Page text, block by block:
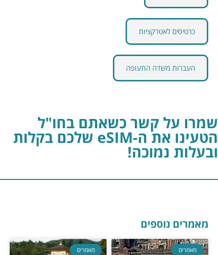
כרטיסים לאטרקציות
העברות משדה התעופה
שמרו על קשר כשאתם בחו"ל
הטעינו את ה-eSIM שלכם בקלות
ובעלות נמוכה!
מאמרים נוספים
מאמרים מאמרים